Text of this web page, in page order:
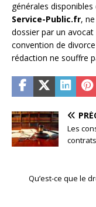
générales
Service-Public.fr,
dossier par un
convention de
rédaction ne souffre
Les
contrats
Qu’est-ce que le